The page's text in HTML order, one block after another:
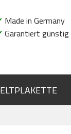
Made in Germany
Garantiert günstig